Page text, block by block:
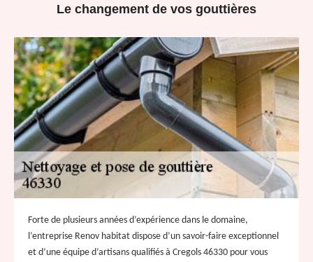
Le changement de vos gouttières
Forte de plusieurs années d’expérience dans le domaine,
l’entreprise Renov habitat dispose d’un savoir-faire exceptionnel
et d’une équipe d’artisans qualifiés à Cregols 46330 pour vous